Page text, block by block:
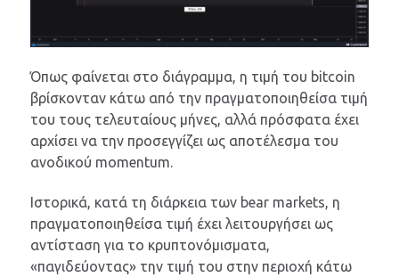
Όπως φαίνεται στο διάγραμμα, η τιμή του bitcoin
βρίσκονταν κάτω από την πραγματοποιηθείσα τιμή
του τους τελευταίους μήνες, αλλά πρόσφατα έχει
αρχίσει να την προσεγγίζει ως αποτέλεσμα του
ανοδικού momentum.
Ιστορικά, κατά τη διάρκεια των bear markets, η
πραγματοποιηθείσα τιμή έχει λειτουργήσει ως
αντίσταση για το κρυπτονόμισματα,
«παγιδεύοντας» την τιμή του στην περιοχή κάτω